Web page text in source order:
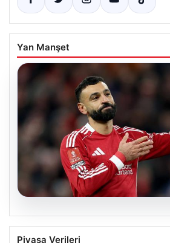
Yan Manşet
Beşiktaş’tan Mohamed
Piyasa Verileri